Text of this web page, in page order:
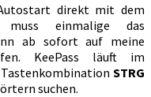
direkt mit dem
muss einmalige das
ab sofort auf meine
KeePass läuft im
STRG
suchen.